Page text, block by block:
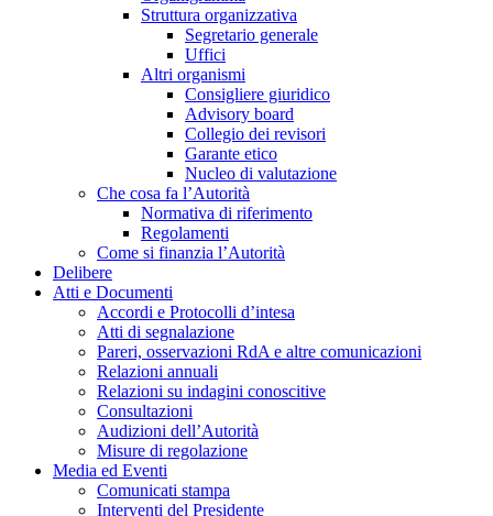
Struttura organizzativa
Segretario generale
Uffici
Altri organismi
Consigliere giuridico
Advisory board
Collegio dei revisori
Garante etico
Nucleo di valutazione
Che cosa fa l’Autorità
Normativa di riferimento
Regolamenti
Come si finanzia l’Autorità
Delibere
Atti e Documenti
Accordi e Protocolli d’intesa
Atti di segnalazione
Pareri, osservazioni RdA e altre comunicazioni
Relazioni annuali
Relazioni su indagini conoscitive
Consultazioni
Audizioni dell’Autorità
Misure di regolazione
Media ed Eventi
Comunicati stampa
Interventi del Presidente